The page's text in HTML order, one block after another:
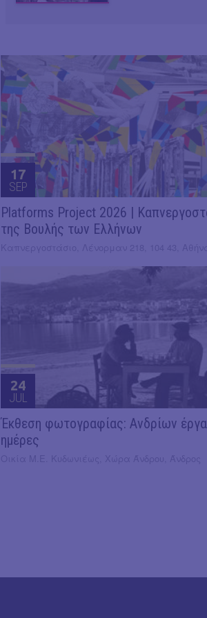
17
SEP
Platforms Project 2026 |
της Βουλής των Ελλήνων
24
JUL
Έκθεση φωτογραφίας: Ανδρίων έργα
ημέρες